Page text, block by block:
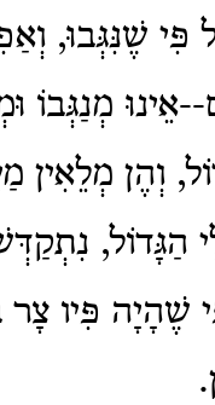
פִּי שֶׁנִּגְּבוּ,
אֵינוּ מְנַגְּבוֹ
וְהֶן מְלֵאִין
הַגָּדוֹל,
פִּיו צָר